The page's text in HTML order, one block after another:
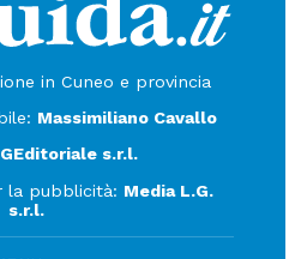
in Cuneo e provincia
Massimiliano Cavallo
s.r.l.
la pubblicità: Media L.G.
s.r.l.